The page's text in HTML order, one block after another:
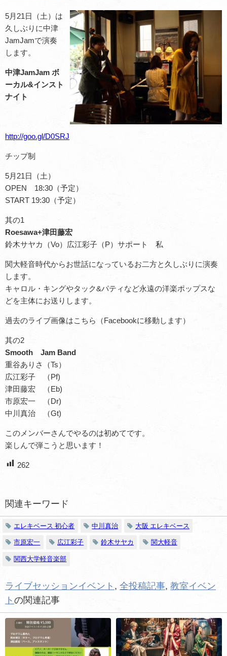
5月21日（土）は
久しぶりに中津
JamJamで演奏
します。
中津JamJam ボ
ーカル&インスト
ナイト
http://goo.gl/D0SRJ
チップ制
5月21日（土）
OPEN 18:30（予定）
START 19:30（予定）
其の1
Roesawa+津田藤宏
鈴木サヤカ（Vo）広江彩子（P）サポート 私
関大軽音時代からお世話になっているお二方と久しぶりに演奏
します。
キャロル・キングやタック&パティなど永遠の洋楽ポップスな
どを主体にお送りします。
過去のライブ画像はこちら（Facebookに移動します）
其の2
Smooth Jam Band
重谷ありさ（Ts）
広江彩子 （Pf)
津田藤宏 （Eb)
市原宏一 （Dr)
中川真治 （Gt)
このメンバーさんでやるのは初めてです。
楽しんで弾こうと思います！
262
関連キーワード
エレキベース 初心者 中川真治 大阪 エレキベース
市原宏一 広江彩子 鈴木サヤカ 関大軽音
関西大学軽音楽部
ライブセッションイベント , 全投稿記事, 教室イベン
ト の関連記事